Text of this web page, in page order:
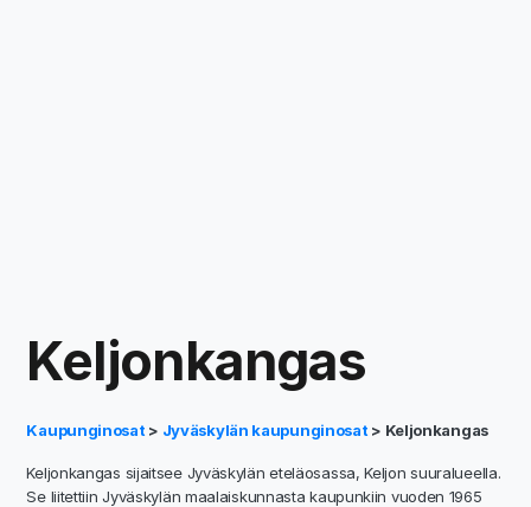
Keljonkangas
Kaupunginosat > Jyväskylän kaupunginosat > Keljonkangas
Keljonkangas sijaitsee Jyväskylän eteläosassa, Keljon suuralueella.
Se liitettiin Jyväskylän maalaiskunnasta kaupunkiin vuoden 1965